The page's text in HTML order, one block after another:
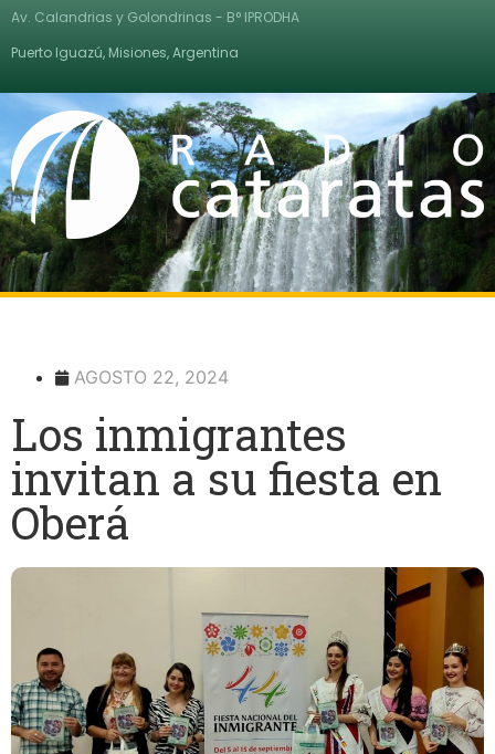
Av. Calandrias y Golondrinas - B° IPRODHA
Puerto Iguazú, Misiones, Argentina
AGOSTO 22, 2024
Los inmigrantes
invitan a su fiesta en
Oberá